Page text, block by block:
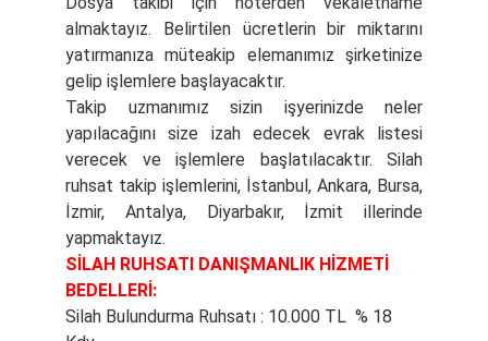
almaktayız. Belirtilen ücretlerin bir miktarını
yatırmanıza müteakip elemanımız şirketinize
gelip işlemlere başlayacaktır.
Takip uzmanımız sizin işyerinizde neler
yapılacağını size izah edecek evrak listesi
verecek ve işlemlere başlatılacaktır. Silah
ruhsat takip işlemlerini, İstanbul, Ankara, Bursa,
İzmir, Antalya, Diyarbakır, İzmit illerinde
yapmaktayız.
SİLAH RUHSATI DANIŞMANLIK HİZMETİ
BEDELLERİ:
Silah Bulundurma Ruhsatı : 10.000 TL % 18